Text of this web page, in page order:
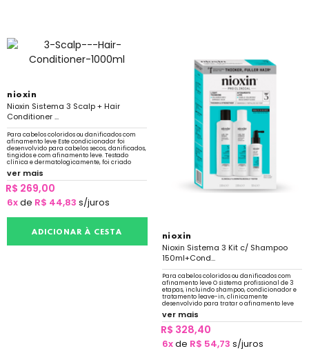
nioxin
Nioxin Sistema 3 Scalp + Hair
Conditioner ...
Para cabelos coloridos ou danificados com
afinamento leve Este condicionador foi
desenvolvido para cabelos secos, danificados,
tingidos e com afinamento leve. Testado
clínica e dermatologicamente, foi criado
para amplificar a textura do cabelo
ver mais
R$ 269,00
6xde R$ 44,83 s/juros
ADICIONAR À CESTA nioxin
Nioxin Sistema 3 Kit c/ Shampoo
150ml+Cond...
Para cabelos coloridos ou danificados com
afinamento leve O sistema profissional de 3
etapas, incluindo shampoo, condicionador e
tratamento leave-in, clinicamente
desenvolvido para tratar o afinamento leve
de cabelos coloridos ou secos e danificados.
ver mais
R$ 328,40
6xde R$ 54,73 s/juros